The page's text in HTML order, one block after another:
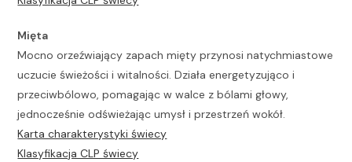
Mięta
Mocno orzeźwiający zapach mięty przynosi natychmiastowe
uczucie świeżości i witalności. Działa energetyzująco i
przeciwbólowo, pomagając w walce z bólami głowy,
jednocześnie odświeżając umysł i przestrzeń wokół.
Karta charakterystyki świecy
Klasyfikacja CLP świecy